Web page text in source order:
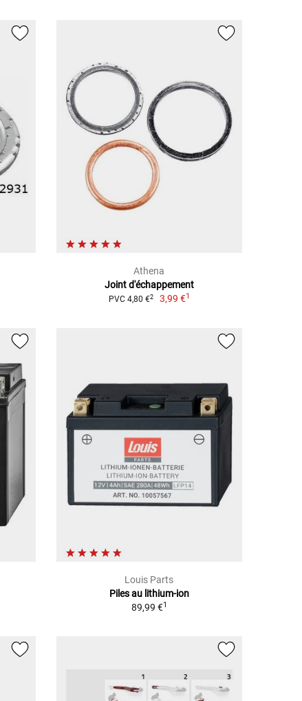
Athena
Joint d'échappement
PVC 4,80 €2 3,99 €1
Louis Parts
Piles au lithium-ion
89,99 €1